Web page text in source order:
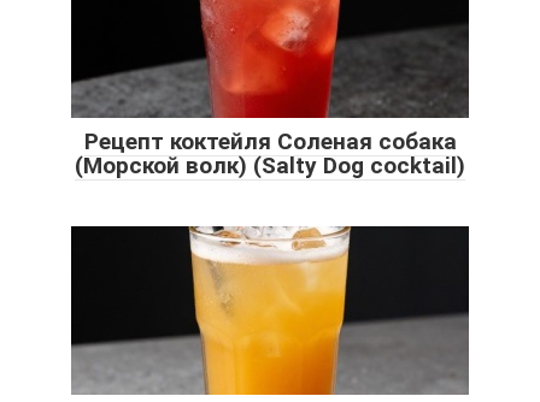
Рецепт коктейля Соленая собака
(Морской волк) (Salty Dog cocktail)